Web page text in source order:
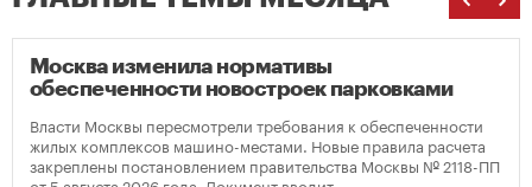
Москва изменила нормативы
обеспеченности новостроек парковками
Власти Москвы пересмотрели требования к обеспеченности
жилых комплексов машино-местами. Новые правила расчета
закреплены постановлением правительства Москвы № 2118-ПП